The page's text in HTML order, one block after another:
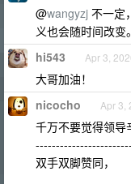
@wangyzj 不一定
义也会随时间改变。
hi543 Apr 3,
大哥加油！
nicocho Apr 3,
千万不要觉得领导
双手双脚赞同，